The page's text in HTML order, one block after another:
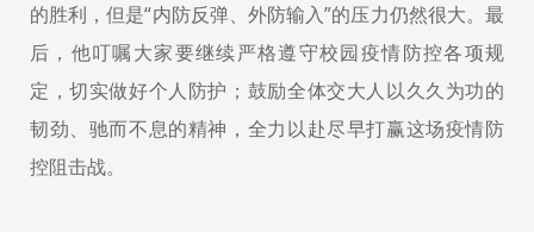
的胜利，但是“内防反弹、外防输入”的压力仍然很大。最
后，他叮嘱大家要继续严格遵守校园疫情防控各项规
定，切实做好个人防护；鼓励全体交大人以久久为功的
韧劲、驰而不息的精神，全力以赴尽早打赢这场疫情防
控阻击战。